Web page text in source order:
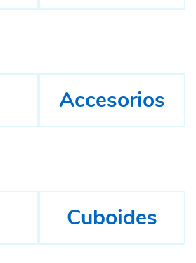
Accesorios
Cuboides